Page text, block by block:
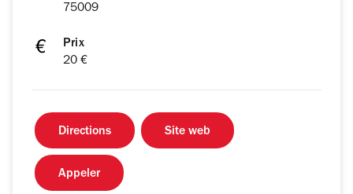
75009
Prix
20 €
Directions Site web
Appeler